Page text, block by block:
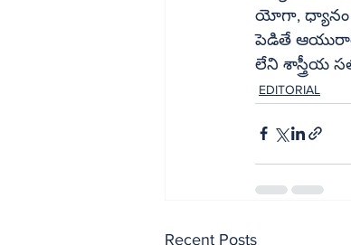
యోగా, ధ్యానం
పెడితే
EDITORIAL
Recent Posts